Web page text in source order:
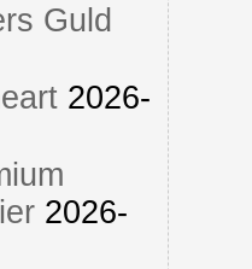
Guld
2026-
2026-